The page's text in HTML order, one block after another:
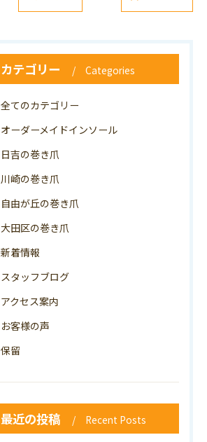
カテゴリー Categories
全てのカテゴリー
オーダーメイドインソール
日吉の巻き爪
川崎の巻き爪
自由が丘の巻き爪
大田区の巻き爪
新着情報
スタッフブログ
アクセス案内
お客様の声
保留
最近の投稿 Recent Posts